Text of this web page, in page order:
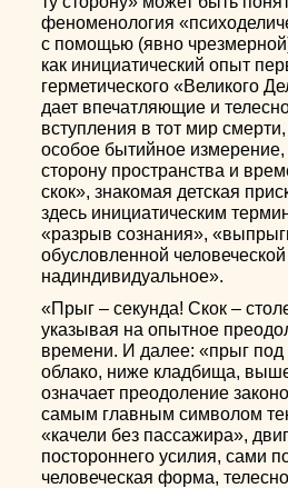
феноменология
с помощью (явно
как инициатический опыт
герметического «Великого
дает впечатляющие и
вступления в тот мир
особое бытийное
сторону пространства и
скок», знакомая детская
здесь инициатическим
«разрыв сознания»,
обусловленной
надиндивидуальное».
«Прыг – секунда! Скок –
указывая на опытное
времени. И далее: «прыг под
облако, ниже кладбища,
означает преодоление
самым главным символом
«качели без пассажира»,
постороннего усилия, сами
человеческая форма,